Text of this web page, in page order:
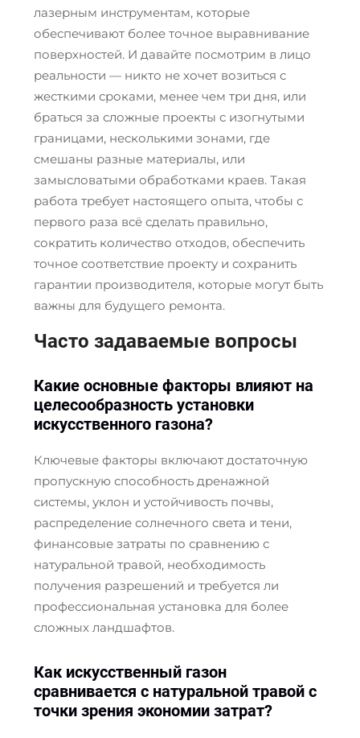
лазерным инструментам, которые
обеспечивают более точное выравнивание
поверхностей. И давайте посмотрим в лицо
реальности — никто не хочет возиться с
жесткими сроками, менее чем три дня, или
браться за сложные проекты с изогнутыми
границами, несколькими зонами, где
смешаны разные материалы, или
замысловатыми обработками краев. Такая
работа требует настоящего опыта, чтобы с
первого раза всё сделать правильно,
сократить количество отходов, обеспечить
точное соответствие проекту и сохранить
гарантии производителя, которые могут быть
важны для будущего ремонта.
Часто задаваемые вопросы
Какие основные факторы влияют на
целесообразность установки
искусственного газона?
Ключевые факторы включают достаточную
пропускную способность дренажной
системы, уклон и устойчивость почвы,
распределение солнечного света и тени,
финансовые затраты по сравнению с
натуральной травой, необходимость
получения разрешений и требуется ли
профессиональная установка для более
сложных ландшафтов.
Как искусственный газон
сравнивается с натуральной травой с
точки зрения экономии затрат?